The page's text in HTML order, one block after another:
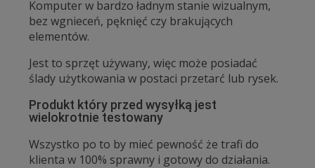
Komputer w bardzo ładnym stanie wizualnym,
bez wgnieceń, pęknięć czy brakujących
elementów.
Jest to sprzęt używany, więc może posiadać
ślady użytkowania w postaci przetarć lub rysek.
Produkt który przed wysyłką jest
wielokrotnie testowany
Wszystko po to by mieć pewność że trafi do
klienta w 100% sprawny i gotowy do działania.